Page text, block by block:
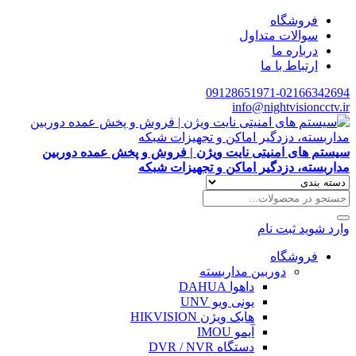
فروشگاه
سوالات متداول
درباره ما
ارتباط با ما
09128651971-02166342694
info@nightvisioncctv.ir
سیستم های امنیتی نایت ویژن | فروش و پخش عمده دوربین
مداربسته، دزدگیر اماکن و تجهیزات شبکه
وارد شوید ثبت نام
فروشگاه
دوربین مداربسته
داهوا DAHUA
یونی ویو UNV
هایک ویژن HIKVISION
آیمو IMOU
دستگاه DVR / NVR